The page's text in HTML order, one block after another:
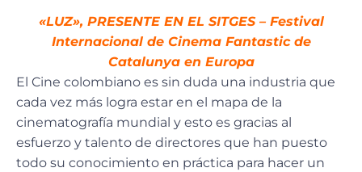
«LUZ», PRESENTE EN EL SITGES – Festival
Internacional de Cinema Fantastic de
Catalunya en Europa
El Cine colombiano es sin duda una industria que
cada vez más logra estar en el mapa de la
cinematografía mundial y esto es gracias al
esfuerzo y talento de directores que han puesto
todo su conocimiento en práctica para hacer un